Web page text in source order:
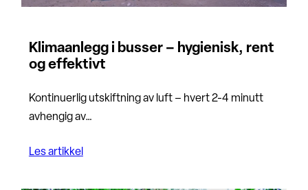
Klimaanlegg i busser – hygienisk, rent
og effektivt
Kontinuerlig utskiftning av luft – hvert 2-4 minutt
avhengig av…
Les artikkel